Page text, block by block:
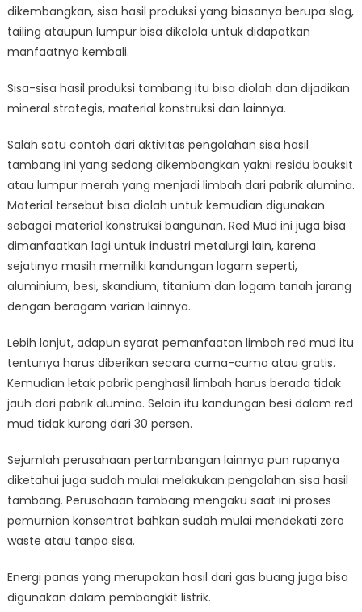
dikembangkan, sisa hasil produksi yang biasanya berupa slag,
tailing ataupun lumpur bisa dikelola untuk didapatkan
manfaatnya kembali.
Sisa-sisa hasil produksi tambang itu bisa diolah dan dijadikan
mineral strategis, material konstruksi dan lainnya.
Salah satu contoh dari aktivitas pengolahan sisa hasil
tambang ini yang sedang dikembangkan yakni residu bauksit
atau lumpur merah yang menjadi limbah dari pabrik alumina.
Material tersebut bisa diolah untuk kemudian digunakan
sebagai material konstruksi bangunan. Red Mud ini juga bisa
dimanfaatkan lagi untuk industri metalurgi lain, karena
sejatinya masih memiliki kandungan logam seperti,
aluminium, besi, skandium, titanium dan logam tanah jarang
dengan beragam varian lainnya.
Lebih lanjut, adapun syarat pemanfaatan limbah red mud itu
tentunya harus diberikan secara cuma-cuma atau gratis.
Kemudian letak pabrik penghasil limbah harus berada tidak
jauh dari pabrik alumina. Selain itu kandungan besi dalam red
mud tidak kurang dari 30 persen.
Sejumlah perusahaan pertambangan lainnya pun rupanya
diketahui juga sudah mulai melakukan pengolahan sisa hasil
tambang. Perusahaan tambang mengaku saat ini proses
pemurnian konsentrat bahkan sudah mulai mendekati zero
waste atau tanpa sisa.
Energi panas yang merupakan hasil dari gas buang juga bisa
digunakan dalam pembangkit listrik.